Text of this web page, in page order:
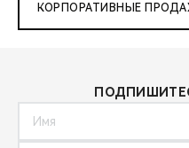
КОРПОРАТИВНЫЕ